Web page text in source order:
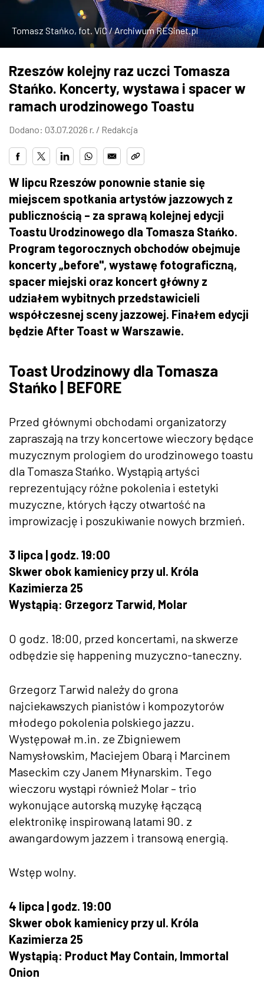
W RZESZOWIE
Tomasz Stańko, fot. ViC / Archiwum RESinet.pl
Rzeszów kolejny raz uczci Tomasza
Stańko. Koncerty, wystawa i spacer w
ramach urodzinowego Toastu
Dodano: 03.07.2026 r. / Redakcja
W lipcu Rzeszów ponownie stanie się
miejscem spotkania artystów jazzowych z
publicznością – za sprawą kolejnej edycji
Toastu Urodzinowego dla Tomasza Stańko.
Program tegorocznych obchodów obejmuje
koncerty „before", wystawę fotograficzną,
spacer miejski oraz koncert główny z
udziałem wybitnych przedstawicieli
współczesnej sceny jazzowej. Finałem edycji
będzie After Toast w Warszawie.
Toast Urodzinowy dla Tomasza
Stańko | BEFORE
Przed głównymi obchodami organizatorzy
zapraszają na trzy koncertowe wieczory będące
muzycznym prologiem do urodzinowego toastu
dla Tomasza Stańko. Wystąpią artyści
reprezentujący różne pokolenia i estetyki
muzyczne, których łączy otwartość na
improwizację i poszukiwanie nowych brzmień.
3 lipca | godz. 19:00
Skwer obok kamienicy przy ul. Króla
Kazimierza 25
Wystąpią: Grzegorz Tarwid, Molar
O godz. 18:00, przed koncertami, na skwerze
odbędzie się happening muzyczno-taneczny.
Grzegorz Tarwid należy do grona
najciekawszych pianistów i kompozytorów
młodego pokolenia polskiego jazzu.
Występował m.in. ze Zbigniewem
Namysłowskim, Maciejem Obarą i Marcinem
Maseckim czy Janem Młynarskim. Tego
wieczoru wystąpi również Molar – trio
wykonujące autorską muzykę łączącą
elektronikę inspirowaną latami 90. z
awangardowym jazzem i transową energią.
Wstęp wolny.
4 lipca | godz. 19:00
Skwer obok kamienicy przy ul. Króla
Kazimierza 25
Wystąpią: Product May Contain, Immortal
Onion